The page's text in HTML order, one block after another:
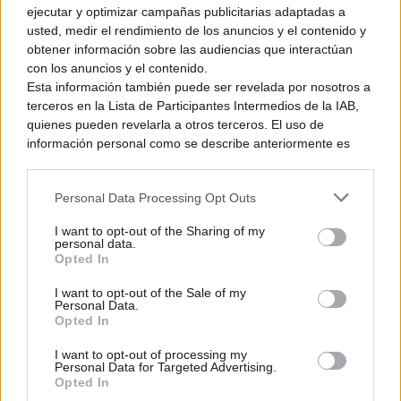
ejecutar y optimizar campañas publicitarias adaptadas a
usted, medir el rendimiento de los anuncios y el contenido y
obtener información sobre las audiencias que interactúan
con los anuncios y el contenido.
Esta información también puede ser revelada por nosotros a
terceros en la Lista de Participantes Intermedios de la IAB,
quienes pueden revelarla a otros terceros. El uso de
información personal como se describe anteriormente es
generamos contenido relevante para nuestra audiencia.
recopilación y uso de datos en nuestra Política de
Privacidad.
terceros por nuestra parte, utilice la siguiente opción de
exclusión y confirme su selección. Tenga en cuenta que
después de que se procese su solicitud de exclusión, es
posible que continúe viendo anuncios basados en intereses
basados en la información personal utilizada por nosotros o
en información personal divulgada a terceros antes de su
Personal Data Processing Opt Outs
I want to opt-out of the Sharing of my
personal data.
Opted In
I want to opt-out of the Sale of my
Personal Data.
Opted In
I want to opt-out of processing my
Personal Data for Targeted Advertising.
Opted In
Ver también
2 Comentarios
Final Fantasy Resonance será el
primer juego HD-2D de la
franquicia